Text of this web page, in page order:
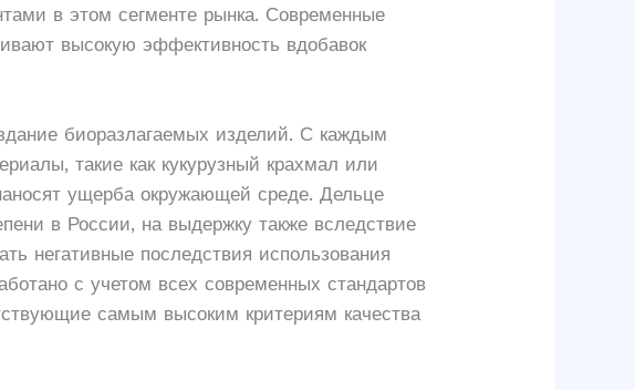
в этом сегменте рынка. Современные
высокую эффективность вдобавок
биоразлагаемых изделий. С каждым
такие как кукурузный крахмал или
ущерба окружающей среде. Дельце
в России, на выдержку также вследствие
негативные последствия использования
с учетом всех современных стандартов
самым высоким критериям качества